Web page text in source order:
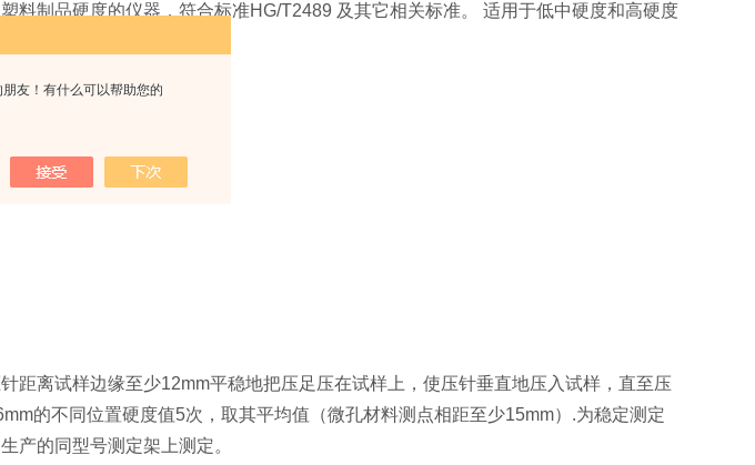
友！有什么可以帮助您的
料制品硬度的仪器，符合标准HG/T2489 及其它相关标准。 适用于低中硬度和高硬度
在配套的测试架上测试
距离试样边缘至少12mm平稳地把压足压在试样上，使压针垂直地压入试样，直至压
的不同位置硬度值5次，取其平均值（微孔材料测点相距至少15mm）.为稳定测定
产的同型号测定架上测定。